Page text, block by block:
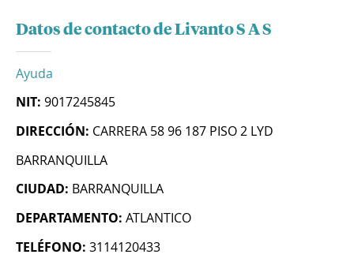
Datos de contacto de Livanto S A S
Ayuda
NIT: 9017245845
DIRECCIÓN: CARRERA 58 96 187 PISO 2 LYD
BARRANQUILLA
CIUDAD: BARRANQUILLA
DEPARTAMENTO: ATLANTICO
TELÉFONO: 3114120433